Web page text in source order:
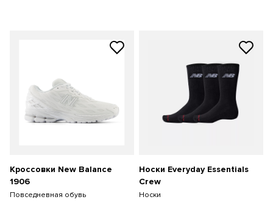
Кроссовки New Balance
1906
Повседневная обувь
Носки Everyday Essentials
Crew
Носки